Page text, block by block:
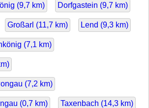
(9,7 km) Dorfgastein (9,7 km)
Großarl (11,7 km) Lend (9,3 km)
(7,1 km)
(7,2 km)
(0,7 km) Taxenbach (14,3 km)